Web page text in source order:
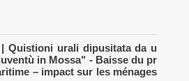
| Quistioni urali dipusitata da u
in Mossa" - Baisse du pr
– impact sur les ménages